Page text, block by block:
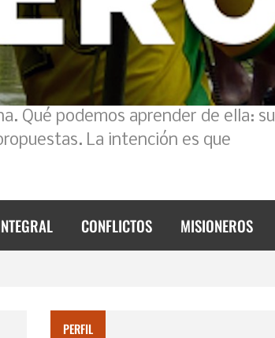
Qué podemos aprender de ella: su
La intención es que
CONFLICTOS MISIONEROS
PERFIL